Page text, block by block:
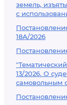
земель,
с
18А/2026
13/2026. О
самовольным